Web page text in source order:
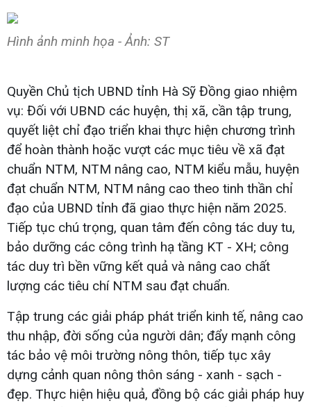
Hình ảnh minh họa - Ảnh: ST
Quyền Chủ tịch UBND tỉnh Hà Sỹ Đồng giao nhiệm
vụ: Đối với UBND các huyện, thị xã, cần tập trung,
quyết liệt chỉ đạo triển khai thực hiện chương trình
để hoàn thành hoặc vượt các mục tiêu về xã đạt
chuẩn NTM, NTM nâng cao, NTM kiểu mẫu, huyện
đạt chuẩn NTM, NTM nâng cao theo tinh thần chỉ
đạo của UBND tỉnh đã giao thực hiện năm 2025.
Tiếp tục chú trọng, quan tâm đến công tác duy tu,
bảo dưỡng các công trình hạ tầng KT - XH; công
tác duy trì bền vững kết quả và nâng cao chất
lượng các tiêu chí NTM sau đạt chuẩn.
Tập trung các giải pháp phát triển kinh tế, nâng cao
thu nhập, đời sống của người dân; đẩy mạnh công
tác bảo vệ môi trường nông thôn, tiếp tục xây
dựng cảnh quan nông thôn sáng - xanh - sạch -
đẹp. Thực hiện hiệu quả, đồng bộ các giải pháp huy